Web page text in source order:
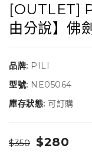
[OUTLET]
由分說】佛
品牌: PILI
型號: NE05064
庫存狀態: 可訂購
$350 $280